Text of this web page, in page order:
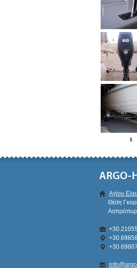
1
ARGO-
Αγίου
Θέση